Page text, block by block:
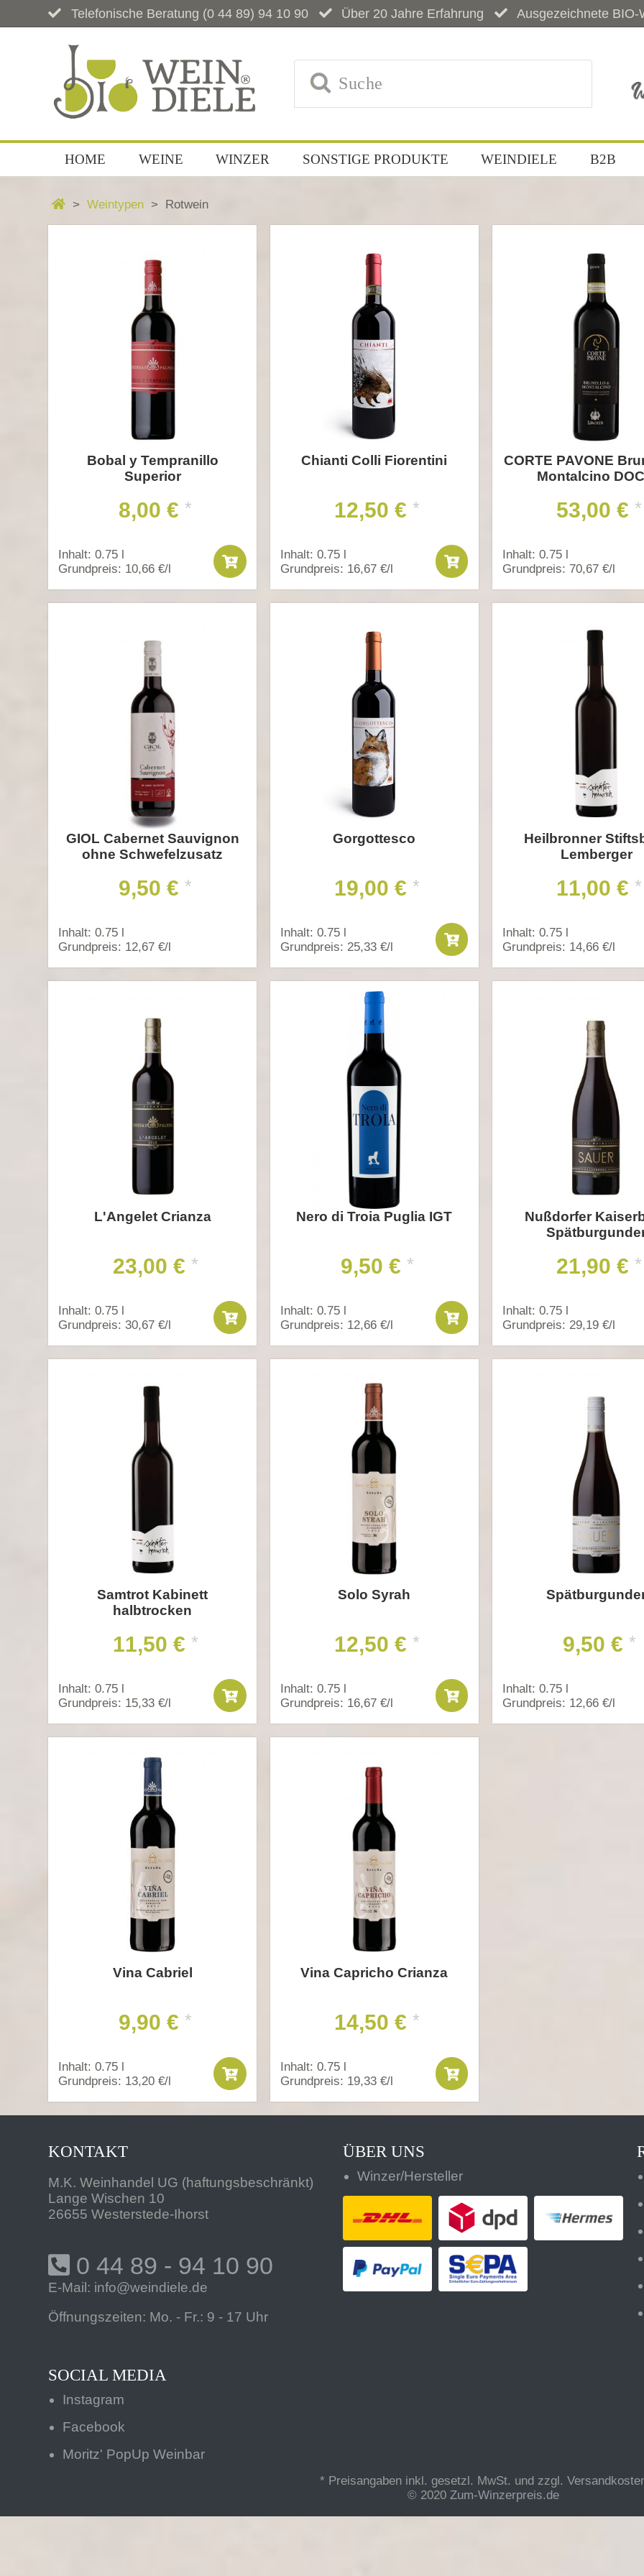
Telefonische Beratung (0 44 89) 94 10 90 Über 20 Jahre Erfahrung Ausgezeichnete BIO-
HOME WEINE WINZER SONSTIGE PRODUKTE WEINDIELE B2B
Weintypen Rotwein
Bobal y Tempranillo
Superior
8,00 € *
Inhalt: 0.75 l
Grundpreis: 10,66 €/l
Chianti Colli Fiorentini
12,50 € *
Inhalt: 0.75 l
Grundpreis: 16,67 €/l
CORTE PAVONE
Montalcino
53,00 € *
Inhalt: 0.75 l
Grundpreis: 70,67 €/l
GIOL Cabernet Sauvignon
ohne Schwefelzusatz
9,50 € *
Inhalt: 0.75 l
Grundpreis: 12,67 €/l
Gorgottesco
19,00 € *
Inhalt: 0.75 l
Grundpreis: 25,33 €/l
Heilbronner
Lemberger
11,00 € *
Inhalt: 0.75 l
Grundpreis: 14,66 €/l
L'Angelet Crianza
23,00 € *
Inhalt: 0.75 l
Grundpreis: 30,67 €/l
Nero di Troia Puglia IGT
9,50 € *
Inhalt: 0.75 l
Grundpreis: 12,66 €/l
Nußdorfer
21,90 € *
Inhalt: 0.75 l
Grundpreis: 29,19 €/l
Samtrot Kabinett
halbtrocken
11,50 € *
Inhalt: 0.75 l
Grundpreis: 15,33 €/l
Solo Syrah
12,50 € *
Inhalt: 0.75 l
Grundpreis: 16,67 €/l
9,50 € *
Inhalt: 0.75 l
Grundpreis: 12,66 €/l
Vina Cabriel
9,90 € *
Inhalt: 0.75 l
Grundpreis: 13,20 €/l
Vina Capricho Crianza
14,50 € *
Inhalt: 0.75 l
Grundpreis: 19,33 €/l
KONTAKT
M.K. Weinhandel UG (haftungsbeschränkt)
Lange Wischen 10
26655 Westerstede-Ihorst
0 44 89 - 94 10 90
E-Mail: info@weindiele.de
Öffnungszeiten: Mo. - Fr.: 9 - 17 Uhr
ÜBER UNS
Winzer/Hersteller
SOCIAL MEDIA
Instagram
Facebook
Moritz' PopUp Weinbar
* Preisangaben inkl. gesetzl. MwSt. und zzgl.
© 2020 Zum-Winzerpreis.de